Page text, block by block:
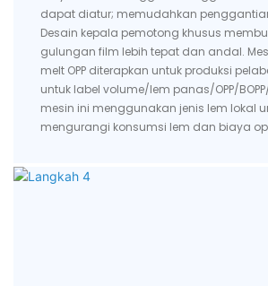
dapat diatur; memudahkan
Desain kepala pemotong khusus
gulungan film lebih tepat dan andal.
melt OPP diterapkan untuk produksi
untuk label volume/lem panas/OPP/
mesin ini menggunakan jenis lem lokal
mengurangi konsumsi lem dan biaya